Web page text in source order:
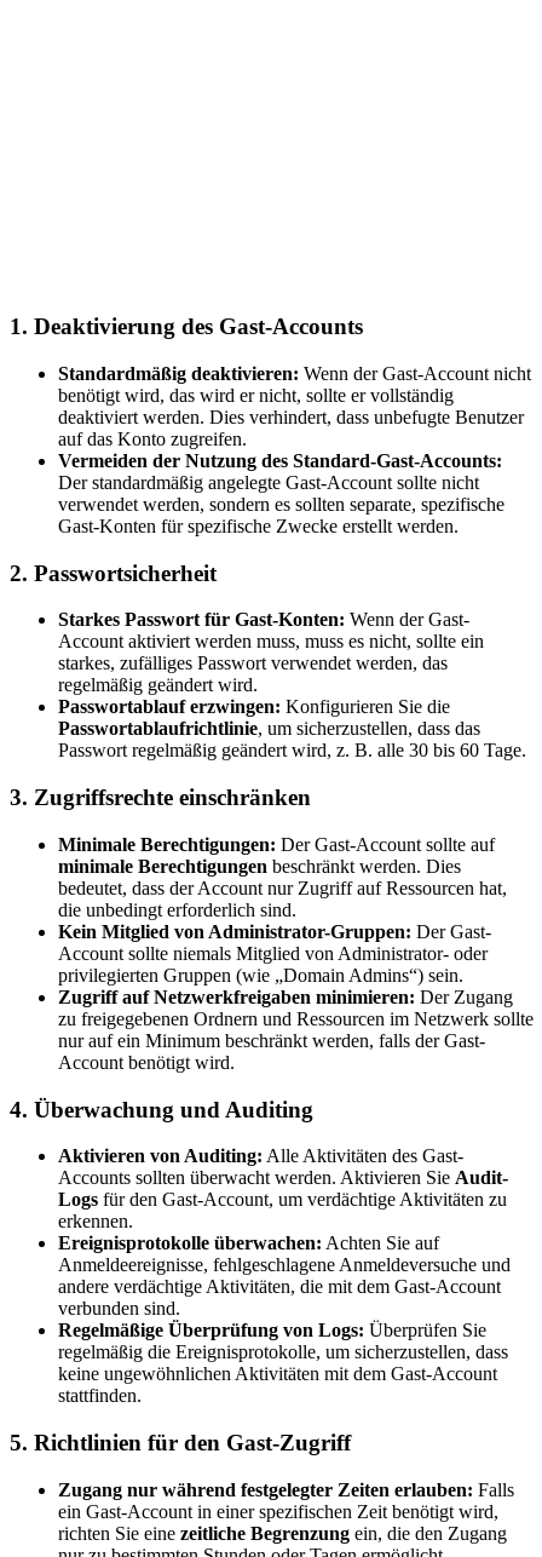
1. Deaktivierung des Gast-Accounts
Standardmäßig deaktivieren: Wenn der Gast-Account nicht
benötigt wird, das wird er nicht, sollte er vollständig
deaktiviert werden. Dies verhindert, dass unbefugte Benutzer
auf das Konto zugreifen.
Vermeiden der Nutzung des Standard-Gast-Accounts:
Der standardmäßig angelegte Gast-Account sollte nicht
verwendet werden, sondern es sollten separate, spezifische
Gast-Konten für spezifische Zwecke erstellt werden.
2. Passwortsicherheit
Starkes Passwort für Gast-Konten: Wenn der Gast-
Account aktiviert werden muss, muss es nicht, sollte ein
starkes, zufälliges Passwort verwendet werden, das
regelmäßig geändert wird.
Passwortablauf erzwingen: Konfigurieren Sie die
Passwortablaufrichtlinie, um sicherzustellen, dass das
Passwort regelmäßig geändert wird, z. B. alle 30 bis 60 Tage.
3. Zugriffsrechte einschränken
Minimale Berechtigungen: Der Gast-Account sollte auf
minimale Berechtigungen beschränkt werden. Dies
bedeutet, dass der Account nur Zugriff auf Ressourcen hat,
die unbedingt erforderlich sind.
Kein Mitglied von Administrator-Gruppen: Der Gast-
Account sollte niemals Mitglied von Administrator- oder
privilegierten Gruppen (wie „Domain Admins“) sein.
Zugriff auf Netzwerkfreigaben minimieren: Der Zugang
zu freigegebenen Ordnern und Ressourcen im Netzwerk sollte
nur auf ein Minimum beschränkt werden, falls der Gast-
Account benötigt wird.
4. Überwachung und Auditing
Aktivieren von Auditing: Alle Aktivitäten des Gast-
Accounts sollten überwacht werden. Aktivieren Sie Audit-
Logs für den Gast-Account, um verdächtige Aktivitäten zu
erkennen.
Ereignisprotokolle überwachen: Achten Sie auf
Anmeldeereignisse, fehlgeschlagene Anmeldeversuche und
andere verdächtige Aktivitäten, die mit dem Gast-Account
verbunden sind.
Regelmäßige Überprüfung von Logs: Überprüfen Sie
regelmäßig die Ereignisprotokolle, um sicherzustellen, dass
keine ungewöhnlichen Aktivitäten mit dem Gast-Account
stattfinden.
5. Richtlinien für den Gast-Zugriff
Zugang nur während festgelegter Zeiten erlauben: Falls
ein Gast-Account in einer spezifischen Zeit benötigt wird,
richten Sie eine zeitliche Begrenzung ein, die den Zugang